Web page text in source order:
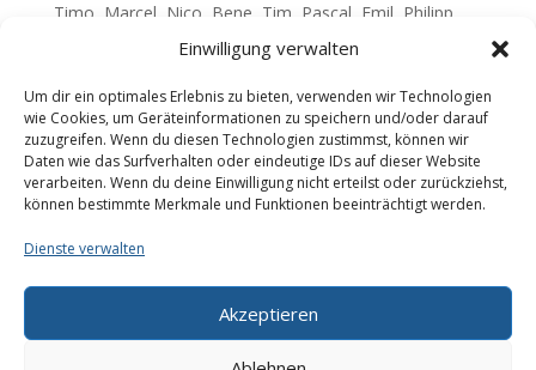
Einwilligung verwalten
Um dir ein optimales Erlebnis zu bieten, verwenden wir Technologien
wie Cookies, um Geräteinformationen zu speichern und/oder darauf
zuzugreifen. Wenn du diesen Technologien zustimmst, können wir
Daten wie das Surfverhalten oder eindeutige IDs auf dieser Website
verarbeiten. Wenn du deine Einwilligung nicht erteilst oder zurückziehst,
können bestimmte Merkmale und Funktionen beeinträchtigt werden.
Dienste verwalten
Akzeptieren
Timo, Marcel, Nico, Bene, Tim, Pascal, Emil, Philipp,
Trainerteam: Tommi Riesner / Tobi Böhm
Teilen mit:
Galerie
Impressum
Datenschutzerklärung
Cookie-Richtlinie (EU)